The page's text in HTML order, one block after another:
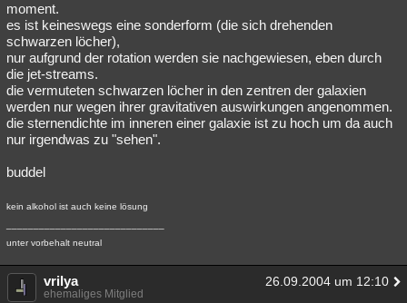
Natur
weitere Rubriken
Philosophie Träume Orte Esoterik Literatur
Astronomie Helpdesk Gruppen Gaming Filme
Musik Clash Verbesserungen
Lesenswert Schlüsselwörter
moment.
es ist keineswegs eine sonderform (die sich drehenden
schwarzen löcher),
nur aufgrund der rotation werden sie nachgewiesen, eben durch
die jet-streams.
die vermuteten schwarzen löcher in den zentren der galaxien
werden nur wegen ihrer gravitativen auswirkungen angenommen.
die sternendichte im inneren einer galaxie ist zu hoch um da auch
nur irgendwas zu "sehen".
buddel
kein alkohol ist auch keine lösung
unter vorbehalt neutral
vrilya 26.09.2004 um 12:10
ehemaliges Mitglied